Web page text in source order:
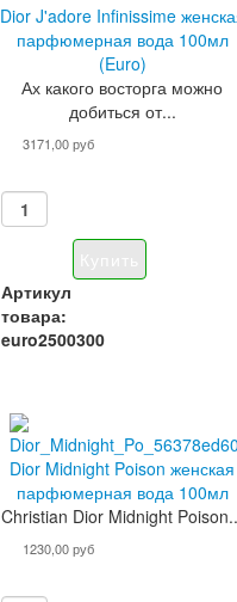
Dior J'adore Infinissime
парфюмерная вода 100мл
(Euro)
Ах какого восторга можно
добиться от...
3171,00 руб
Артикул
товара:
euro2500300
Dior Midnight Poison женская
парфюмерная вода 100мл
Christian Dior Midnight
1230,00 руб